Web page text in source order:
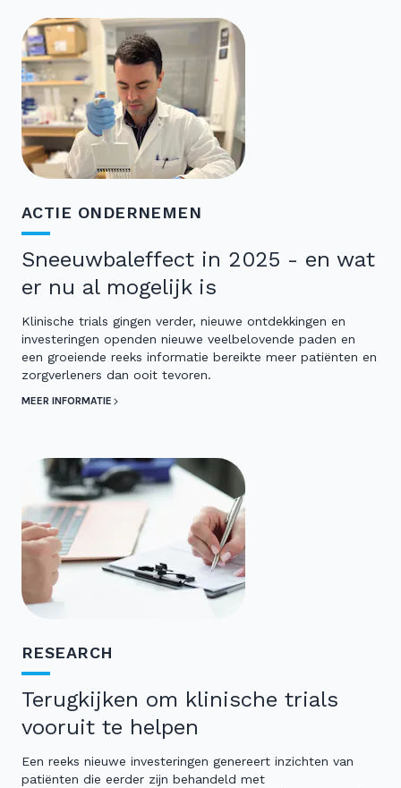
ACTIE ONDERNEMEN
Sneeuwbaleffect in 2025 - en wat
er nu al mogelijk is
Klinische trials gingen verder, nieuwe ontdekkingen en
investeringen openden nieuwe veelbelovende paden en
een groeiende reeks informatie bereikte meer patiënten en
zorgverleners dan ooit tevoren.
MEER INFORMATIE
RESEARCH
Terugkijken om klinische trials
vooruit te helpen
Een reeks nieuwe investeringen genereert inzichten van
patiënten die eerder zijn behandeld met